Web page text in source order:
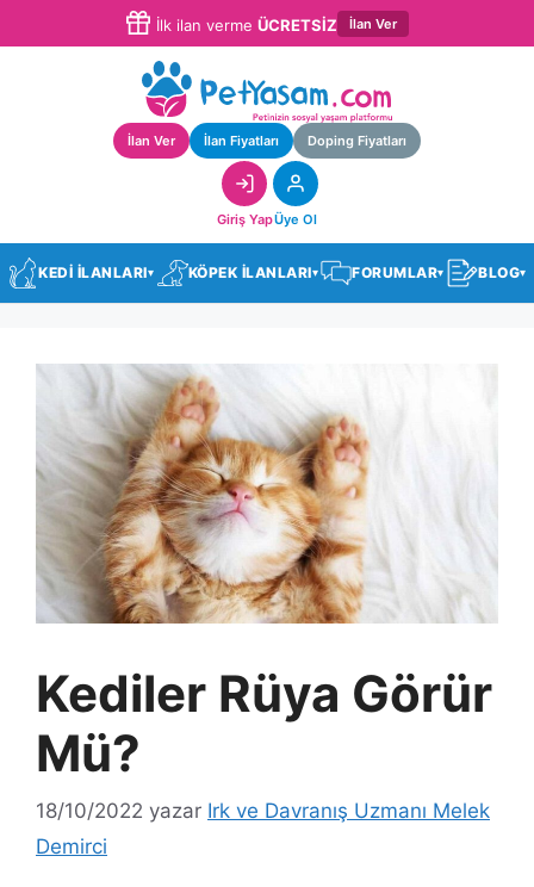
İlk ilan verme ÜCRETSİZ İlan Ver
İlan Ver İlan Fiyatları Doping Fiyatları
Giriş YapÜye Ol
KEDİ İLANLARI▾ KÖPEK İLANLARI▾ FORUMLAR▾ BLOG▾
Kediler Rüya Görür
Mü?
18/10/2022 yazar Irk ve Davranış Uzmanı Melek
Demirci